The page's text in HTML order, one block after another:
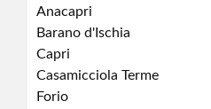
Anacapri
Barano d'Ischia
Capri
Casamicciola Terme
Forio